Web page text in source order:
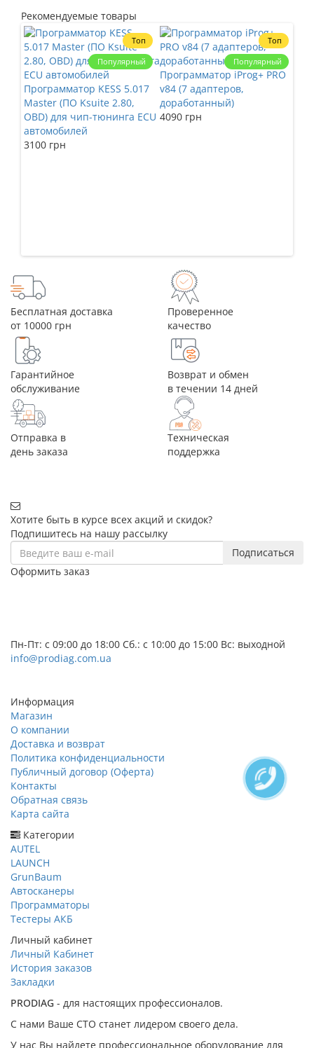
Рекомендуемые товары
Топ
Популярный
Программатор KESS 5.017
Master (ПО Ksuite 2.80,
OBD) для чип-тюнинга ECU
автомобилей
3100 грн
Топ
Популярный
Программатор iProg+ PRO
v84 (7 адаптеров,
доработанный)
4090 грн
Бесплатная доставка
от 10000 грн
Проверенное
качество
Гарантийное
обслуживание
Возврат и обмен
в течении 14 дней
Отправка в
день заказа
Техническая
поддержка
Хотите быть в курсе всех акций и скидок?
Подпишитесь на нашу рассылку
Подписаться
Оформить заказ
Пн-Пт: с 09:00 до 18:00 Сб.: с 10:00 до 15:00 Вс: выходной
info@prodiag.com.ua
Информация
Магазин
О компании
Доставка и возврат
Политика конфиденциальности
Публичный договор (Оферта)
Контакты
Обратная связь
Карта сайта
Категории
AUTEL
LAUNCH
GrunBaum
Автосканеры
Программаторы
Тестеры АКБ
Личный кабинет
Личный Кабинет
История заказов
Закладки
PRODIAG - для настоящих профессионалов.
С нами Ваше СТО станет лидером своего дела.
У нас Вы найдете профессиональное оборудование для